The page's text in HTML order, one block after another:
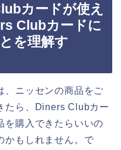
カードが使え
Clubカードに
を理解す
、ニッセンの商品をご
たら、Diners Clubカー
を購入できたらいいの
かもしれません。で